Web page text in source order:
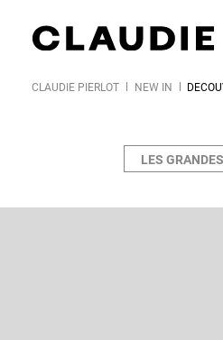
CLAUDIE PIERLOT NEW IN
LES